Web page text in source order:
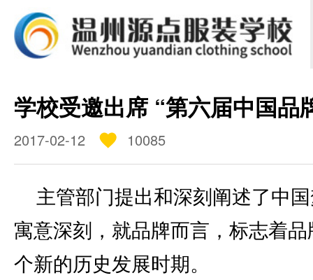
学校简介 课程设置 招生信息
师资团队 学员作品 直击课堂
学校受邀出席 “第六届中国品
2017-02-12 10085
主管部门提出和深刻阐述了中
寓意深刻，就品牌而言，标志着
个新的历史发展时期。